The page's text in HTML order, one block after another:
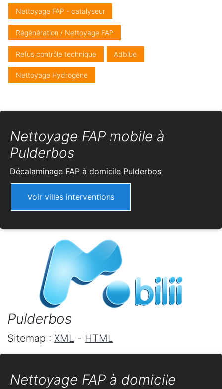
Nettoyage FAP - catalyseur
Régénération / Nettoyage FAP
Refus contrôle technique Adblue
Nettoyage Hydrogène
Nettoyage FAP mobile à
Pulderbos
Décalaminage FAP à domicile Pulderbos
Voir villes interventions
Pulderbos
Sitemap : XML - HTML
Nettoyage FAP à domicile